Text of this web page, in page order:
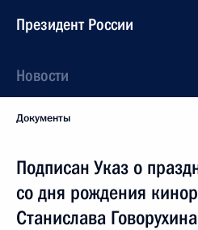
Президент России
Новости
Документы
Подписан Указ о
со дня рождения
Станислава Говорухина